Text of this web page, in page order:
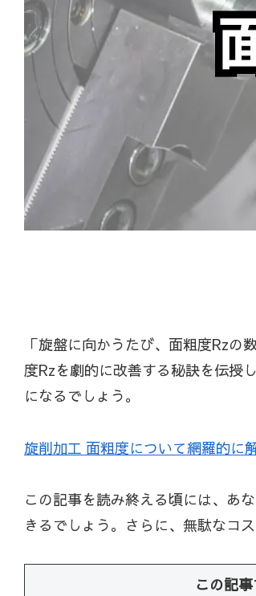
「旋盤に向かうたび、面粗度Rz
度Rzを劇的に改善する秘訣を伝授
になるでしょう。
旋削加工 面粗度について網羅的に
この記事を読み終える頃には、あ
きるでしょう。さらに、無駄なコ
この記